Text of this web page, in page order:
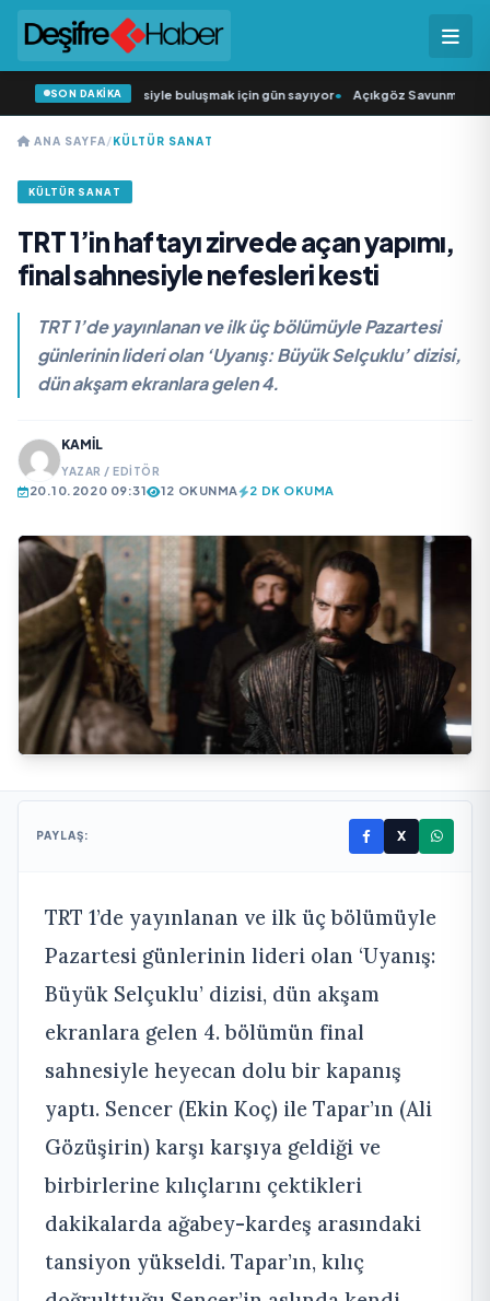
SON DAKİKA
Şarkıcısı” seyircisiyle buluşmak için gün sayıyor• Açıkgöz Savunma
ANA SAYFA/KÜLTÜR SANAT
KÜLTÜR SANAT
TRT 1’in haftayı zirvede açan yapımı,
final sahnesiyle nefesleri kesti
TRT 1’de yayınlanan ve ilk üç bölümüyle Pazartesi
günlerinin lideri olan ‘Uyanış: Büyük Selçuklu’ dizisi,
dün akşam ekranlara gelen 4.
KAMIL
YAZAR / EDITÖR
20.10.2020 09:31 12 OKUNMA 2 DK OKUMA
PAYLAŞ: X
TRT 1’de yayınlanan ve ilk üç bölümüyle
Pazartesi günlerinin lideri olan ‘Uyanış:
Büyük Selçuklu’ dizisi, dün akşam
ekranlara gelen 4. bölümün final
sahnesiyle heyecan dolu bir kapanış
yaptı. Sencer (Ekin Koç) ile Tapar’ın (Ali
Gözüşirin) karşı karşıya geldiği ve
birbirlerine kılıçlarını çektikleri
dakikalarda ağabey-kardeş arasındaki
tansiyon yükseldi. Tapar’ın, kılıç